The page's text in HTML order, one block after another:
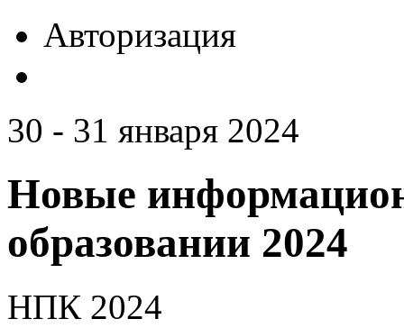
Авторизация
30 - 31 января 2024
Новые
образовании 2024
НПК 2024